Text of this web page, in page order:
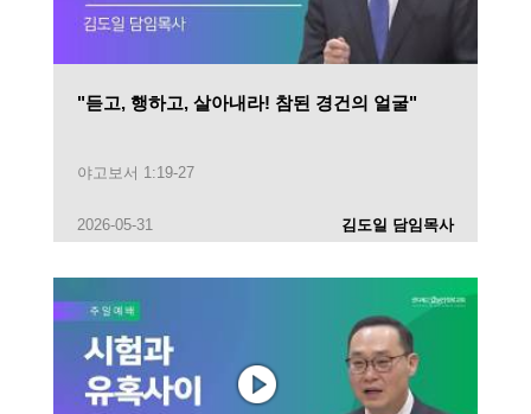
"듣고, 행하고, 살아내라! 참된 경건의 얼굴"
야고보서 1:19-27
2026-05-31 김도일 담임목사